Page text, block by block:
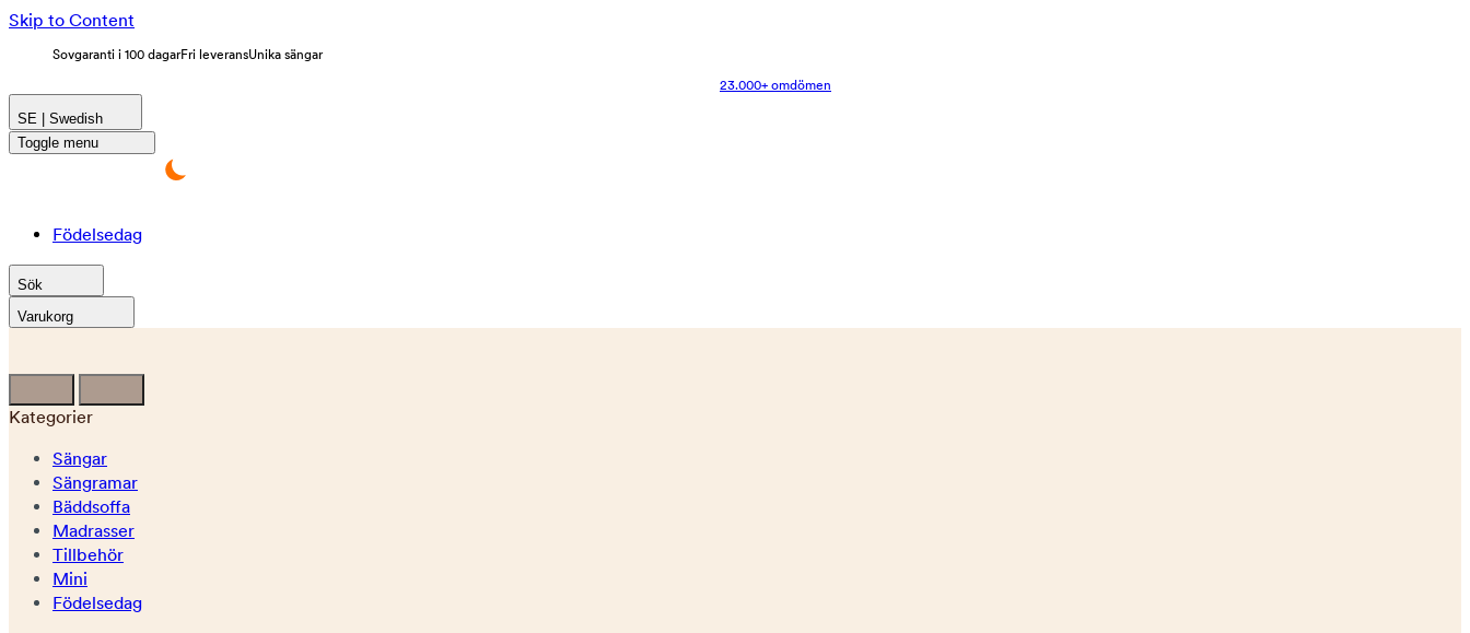
Skip to Content
Sovgaranti i 100 dagarFri leveransUnika sängar
23.000+ omdömen
SE | Swedish
Toggle menu
Födelsedag
Sök
Varukorg
Kategorier
Sängar
Sängramar
Bäddsoffa
Madrasser
Tillbehör
Mini
Födelsedag